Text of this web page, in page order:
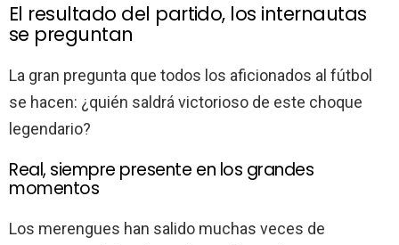
El resultado del partido, los internautas
se preguntan
La gran pregunta que todos los aficionados al fútbol
se hacen: ¿quién saldrá victorioso de este choque
legendario?
Real, siempre presente en los grandes
momentos
Los merengues han salido muchas veces de